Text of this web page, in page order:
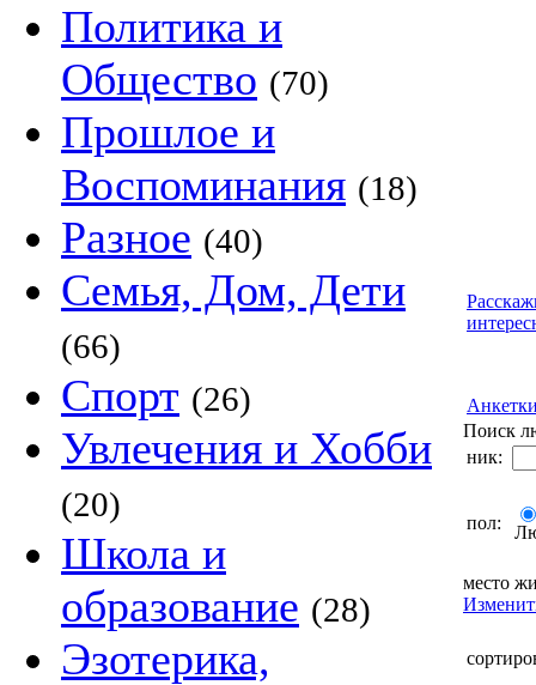
Политика и
Общество (70)
Прошлое и
Воспоминания (18)
Разное (40)
Семья, Дом, Дети
(66)
Спорт (26)
Увлечения и Хобби
(20)
Школа и
образование (28)
Эзотерика,
Поиск
ник:
пол:
место